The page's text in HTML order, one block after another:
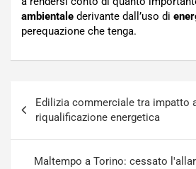
ambientale derivante dall’uso di
perequazione che tenga.
articoli
Edilizia commerciale tra impatto
riqualificazione energetica
Maltempo a Torino: cessato